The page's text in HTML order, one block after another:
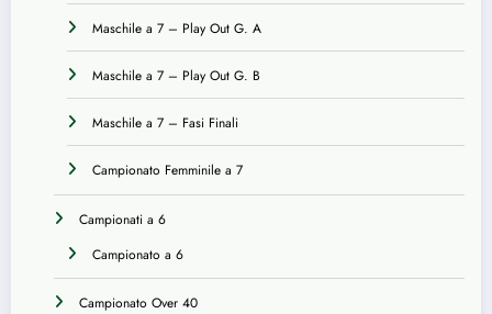
Maschile a 7 – Play Out G. A
Maschile a 7 – Play Out G. B
Maschile a 7 – Fasi Finali
Campionato Femminile a 7
Campionati a 6
Campionato a 6
Campionato Over 40